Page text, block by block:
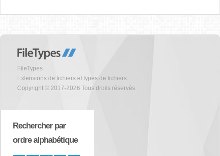
FileTypes
Extensions de fichiers et types de fichiers
Copyright © 2017-2026 Tous droits réservés
Rechercher par
ordre alphabétique